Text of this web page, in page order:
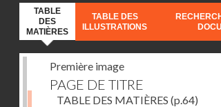
TABLE
DES
MATIÈRES
TABLE DES
ILLUSTRATIONS
Première image
PAGE DE TITRE
TABLE DES MATIÈRES (p.64)